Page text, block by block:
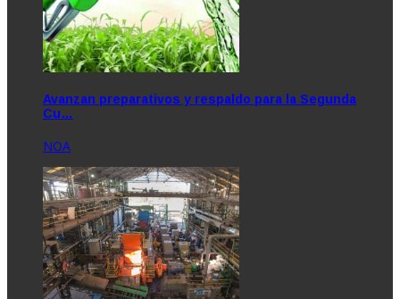
Avanzan preparativos y respaldo para la Segunda
Cu…
NOA